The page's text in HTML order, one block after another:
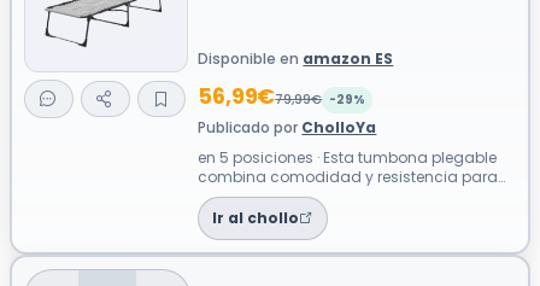
Disponible en amazon ES
56,99€79,99€ -29%
Publicado por CholloYa
en 5 posiciones · Esta tumbona plegable
combina comodidad y resistencia para
disfrutar al aire libre, ya sea en el ja...
Ir al chollo